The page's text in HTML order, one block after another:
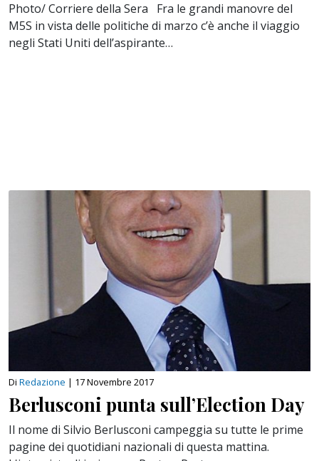
Photo/ Corriere della Sera Fra le grandi manovre del
M5S in vista delle politiche di marzo c’è anche il viaggio
negli Stati Uniti dell’aspirante…
Di Redazione | 17 Novembre 2017
Berlusconi punta sull’Election Day
Il nome di Silvio Berlusconi campeggia su tutte le prime
pagine dei quotidiani nazionali di questa mattina.